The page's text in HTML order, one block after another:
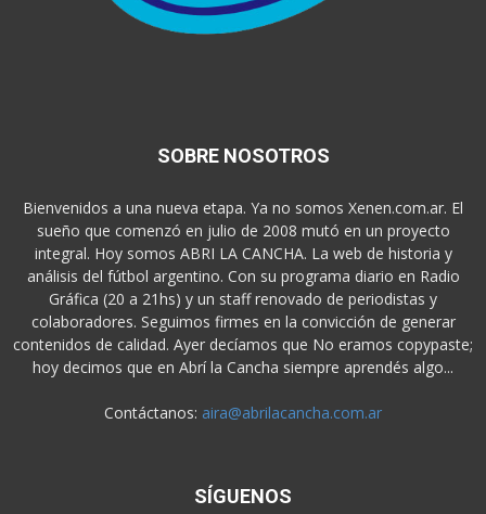
SOBRE NOSOTROS
Bienvenidos a una nueva etapa. Ya no somos Xenen.com.ar. El
sueño que comenzó en julio de 2008 mutó en un proyecto
integral. Hoy somos ABRI LA CANCHA. La web de historia y
análisis del fútbol argentino. Con su programa diario en Radio
Gráfica (20 a 21hs) y un staff renovado de periodistas y
colaboradores. Seguimos firmes en la convicción de generar
contenidos de calidad. Ayer decíamos que No eramos copypaste;
hoy decimos que en Abrí la Cancha siempre aprendés algo...
Contáctanos: aira@abrilacancha.com.ar
SÍGUENOS